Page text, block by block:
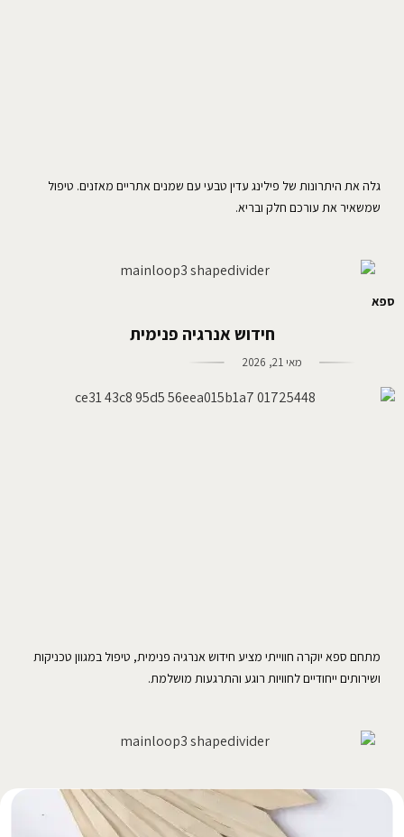
גלה את היתרונות של פילינג עדין טבעי עם שמנים אתריים מאזנים. טיפול
שמשאיר את עורכם חלק ובריא.
ספא
חידוש אנרגיה פנימית
מאי 21, 2026
מתחם ספא יוקרה חווייתי מציע חידוש אנרגיה פנימית, טיפול במגוון טכניקות
ושירותים ייחודיים לחוויות רוגע והתרגעות מושלמת.